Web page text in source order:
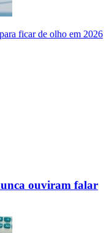
ficar de olho em 2026
ouviram falar